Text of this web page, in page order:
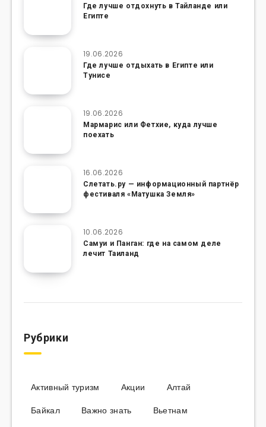
Где лучше отдохнуть в Тайланде или
Египте
19.06.2026
Где лучше отдыхать в Египте или
Тунисе
19.06.2026
Мармарис или Фетхие, куда лучше
поехать
16.06.2026
Слетать.ру — информационный партнёр
фестиваля «Матушка Земля»
10.06.2026
Самуи и Панган: где на самом деле
лечит Таиланд
Рубрики
Активный туризм Акции
Алтай
Байкал
Важно знать
Вьетнам